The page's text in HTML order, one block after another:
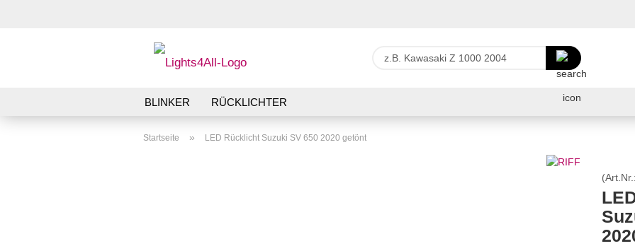
Lieferland z.B.
Kawasaki
Z
1000
BLINKER RÜCKLICHTER
Startseite » LED Rücklicht Suzuki SV 650 2020 getönt